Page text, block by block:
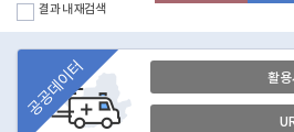
결과 내 재검색
공공데이터 활